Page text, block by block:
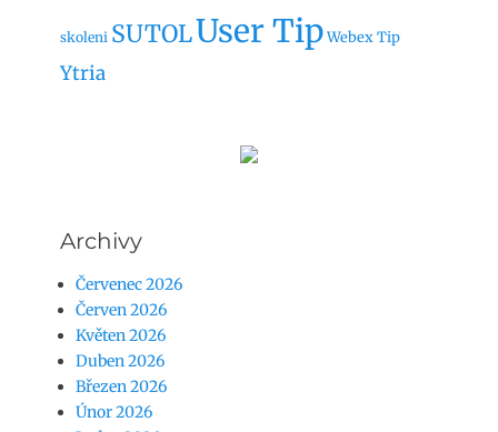
skoleni SUTOLUser TipWebex Tip
Ytria
Archivy
Červenec 2026
Červen 2026
Květen 2026
Duben 2026
Březen 2026
Únor 2026